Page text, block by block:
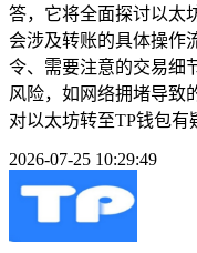
答，它将全面探讨以太
会涉及转账的具体操作
令、需要注意的交易细
风险，如网络拥堵导致
对以太坊转至TP钱包有
2026-07-25 10:29:49